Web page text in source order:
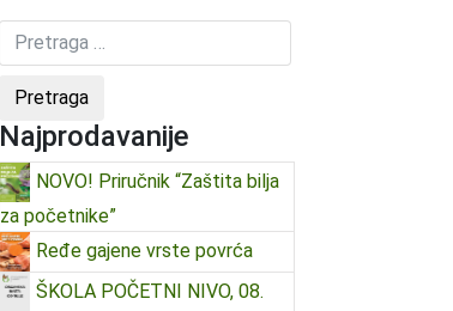
Najprodavanije
NOVO! Priručnik “Zaštita bilja
za početnike”
Ređe gajene vrste povrća
ŠKOLA POČETNI NIVO, 08.